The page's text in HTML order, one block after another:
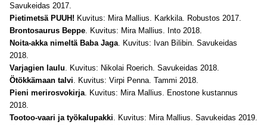
Savukeidas 2017.
Pietimetsä PUUH! Kuvitus: Mira Mallius. Karkkila. Robustos 2017.
Brontosaurus Beppe. Kuvitus: Mira Mallius. Into 2018.
Noita-akka nimeltä Baba Jaga. Kuvitus: Ivan Bilibin. Savukeidas
2018.
Varjagien laulu. Kuvitus: Nikolai Roerich. Savukeidas 2018.
Ötökkämaan talvi. Kuvitus: Virpi Penna. Tammi 2018.
Pieni merirosvokirja. Kuvitus: Mira Mallius. Enostone kustannus
2018.
Tootoo-vaari ja työkalupakki. Kuvitus: Mira Mallius. Savukeidas 2019.